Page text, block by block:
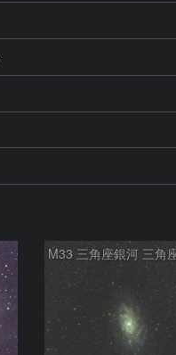
M33 三角座銀河 三角